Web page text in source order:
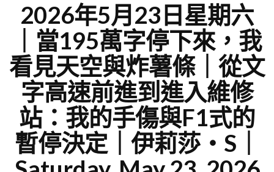
2026年5月23日星期六
｜當195萬字停下來，我
看見天空與炸薯條｜從文
字高速前進到進入維修
站：我的手傷與F1式的
暫停決定｜伊莉莎・S｜